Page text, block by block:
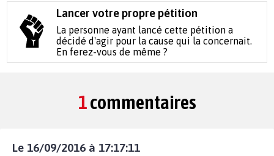
Lancer votre propre pétition
La personne ayant lancé cette pétition a
décidé d'agir pour la cause qui la concernait.
En ferez-vous de même ?
1commentaires
Le 16/09/2016 à 17:17:11